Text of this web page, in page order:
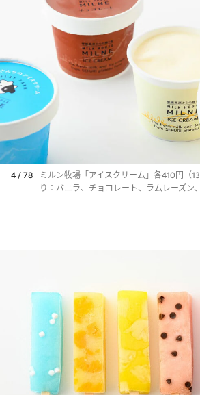
4 / 78
ミルン牧場「アイスクリーム」各410円（
り：バニラ、チョコレート、ラムレーズン